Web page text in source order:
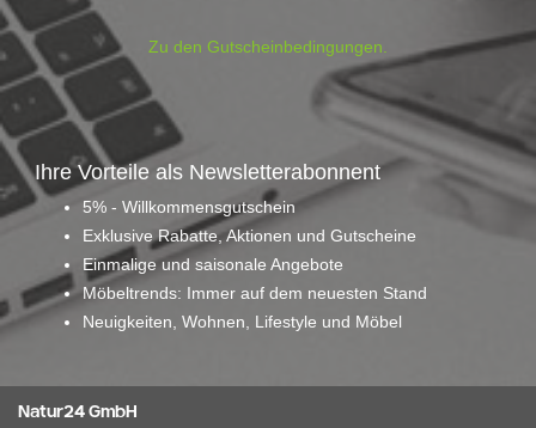
Zu den Gutscheinbedingungen.
Ihre Vorteile als Newsletterabonnent
5% - Willkommensgutschein
Exklusive Rabatte, Aktionen und Gutscheine
Einmalige und saisonale Angebote
Möbeltrends: Immer auf dem neuesten Stand
Neuigkeiten, Wohnen, Lifestyle und Möbel
Natur24 GmbH